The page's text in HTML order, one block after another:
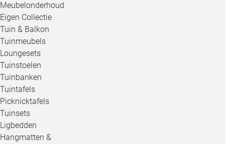
Meubelonderhoud
Eigen Collectie
Tuin & Balkon
Tuinmeubels
Loungesets
Tuinstoelen
Tuinbanken
Tuintafels
Picknicktafels
Tuinsets
Ligbedden
Hangmatten &